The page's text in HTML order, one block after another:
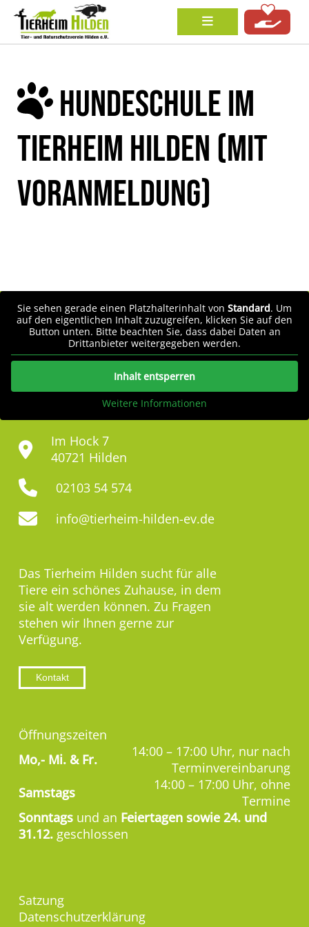
HUNDESCHULE IM
TIERHEIM HILDEN (MIT
VORANMELDUNG)
Sie sehen gerade einen Platzhalterinhalt von Standard. Um
auf den eigentlichen Inhalt zuzugreifen, klicken Sie auf den
Button unten. Bitte beachten Sie, dass dabei Daten an
Drittanbieter weitergegeben werden.
Inhalt entsperren
Weitere Informationen
Im Hock 7
40721 Hilden
02103 54 574
info@tierheim-hilden-ev.de
Das Tierheim Hilden sucht für alle
Tiere ein schönes Zuhause, in dem
sie alt werden können. Zu Fragen
stehen wir Ihnen gerne zur
Verfügung.
Kontakt
Öffnungszeiten
Mo,- Mi. & Fr.
14:00 – 17:00 Uhr, nur nach
Terminvereinbarung
Samstags
14:00 – 17:00 Uhr, ohne
Termine
Sonntags und an Feiertagen sowie 24. und
31.12. geschlossen
Satzung
Datenschutzerklärung